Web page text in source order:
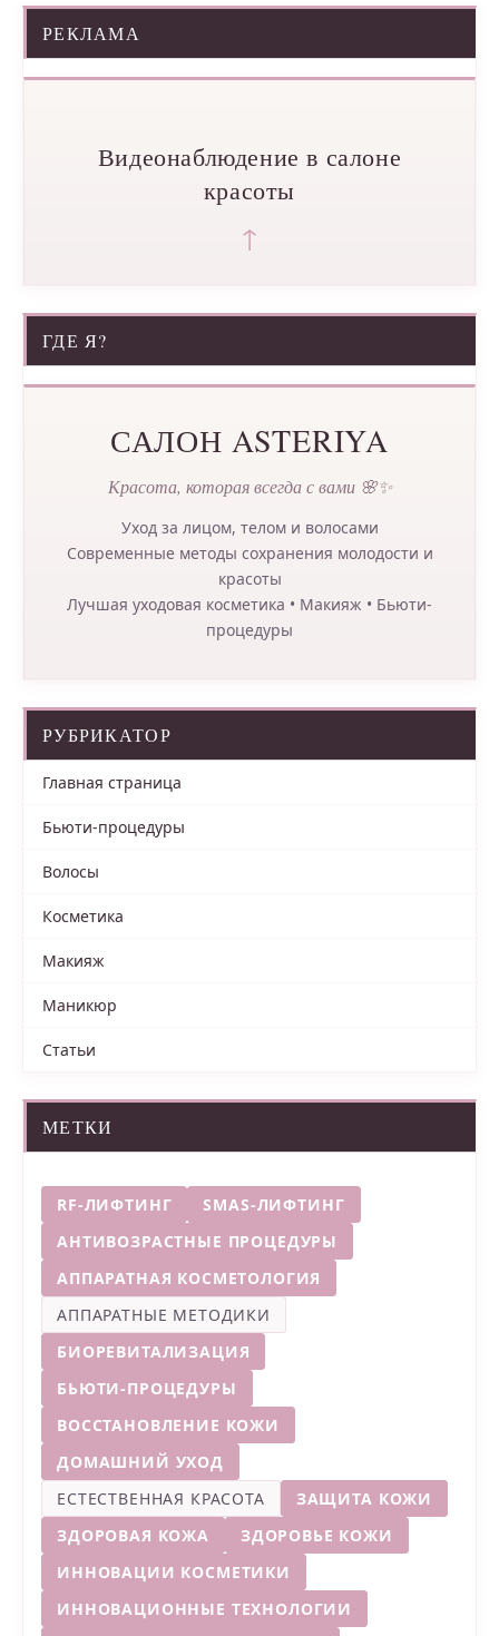
РЕКЛАМА
Видеонаблюдение в салоне
красоты
↑
ГДЕ Я?
САЛОН ASTERIYA
Красота, которая всегда с вами 🌸✨
Уход за лицом, телом и волосами
Современные методы сохранения молодости и
красоты
Лучшая уходовая косметика • Макияж • Бьюти-
процедуры
РУБРИКАТОР
Главная страница
Бьюти-процедуры
Волосы
Косметика
Макияж
Маникюр
Статьи
МЕТКИ
RF-ЛИФТИНГ
SMAS-ЛИФТИНГ
АНТИВОЗРАСТНЫЕ ПРОЦЕДУРЫ
АППАРАТНАЯ КОСМЕТОЛОГИЯ
АППАРАТНЫЕ МЕТОДИКИ
БИОРЕВИТАЛИЗАЦИЯ
БЬЮТИ-ПРОЦЕДУРЫ
ВОССТАНОВЛЕНИЕ КОЖИ
ДОМАШНИЙ УХОД
ЕСТЕСТВЕННАЯ КРАСОТА
ЗАЩИТА КОЖИ
ЗДОРОВАЯ КОЖА
ЗДОРОВЬЕ КОЖИ
ИННОВАЦИИ КОСМЕТИКИ
ИННОВАЦИОННЫЕ ТЕХНОЛОГИИ